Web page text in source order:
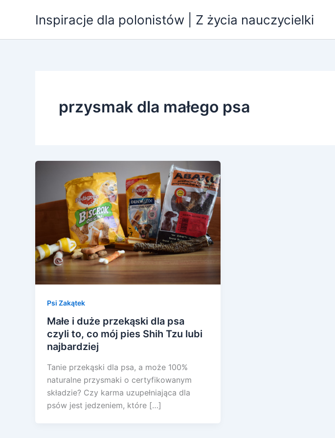
Inspiracje dla polonistów | Z życia nauczycielki
przysmak dla małego psa
Psi Zakątek
Małe i duże przekąski dla psa
czyli to, co mój pies Shih Tzu lubi
najbardziej
Tanie przekąski dla psa, a może 100%
naturalne przysmaki o certyfikowanym
składzie? Czy karma uzupełniająca dla
psów jest jedzeniem, które […]